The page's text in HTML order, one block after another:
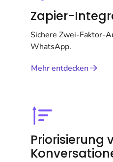
Zapier-
Sichere Zwei-Faktor-
WhatsApp.
Mehr entdecken
Priorisierung